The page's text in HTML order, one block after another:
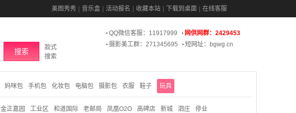
美图秀秀 音乐盒 活动报名 收藏本站 下载到桌面 在线客服
搜索
款式
搜索
QQ微信客服：11917999
网供网群：2429453
摄影美工群：271345695
短网址：bgwg.cn
妈咪包 手机包 化妆包 电脑包 摄影包 衣服 鞋子 玩具
金正嘉园 工业区 和道国际 老邮局 凤凰O2O 高碑店 新城 泗庄 停业